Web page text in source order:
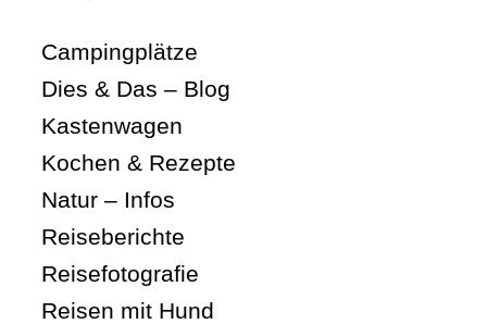
Campingplätze
Dies & Das – Blog
Kastenwagen
Kochen & Rezepte
Natur – Infos
Reiseberichte
Reisefotografie
Reisen mit Hund